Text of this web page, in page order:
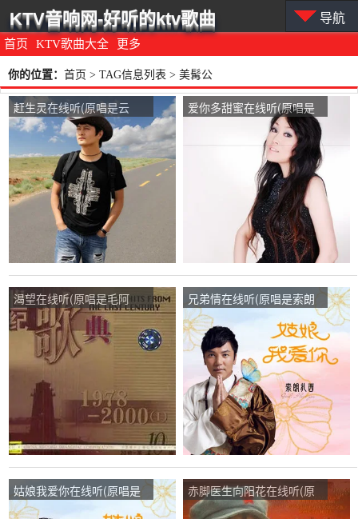
首页 KTV歌曲大全 更多
KTV音响网-好听的ktv歌曲 导航
你的位置： 首页 > TAG信息列表 > 美髯公
赶生灵在线听(原唱是云
飞)，美髯公演唱点播:267
爱你多甜蜜在线听(原唱是
红蔷薇)，美髯公演唱点
渴望在线听(原唱是毛阿
敏)，美髯公演唱点播:31次
兄弟情在线听(原唱是索朗
扎西)，美髯公演唱点播:69
次
姑娘我爱你在线听(原唱是
索朗扎西)，美髯公演唱点
赤脚医生向阳花在线听(原
唱是梦鸽)，美髯公演唱点